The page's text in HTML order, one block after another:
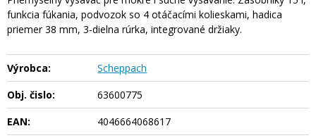
funkcia fúkania, podvozok so 4 otáčacími kolieskami, hadica
priemer 38 mm, 3-dielna rúrka, integrované držiaky.
Výrobca:
Scheppach
Obj. čislo:
63600775
EAN:
4046664068617